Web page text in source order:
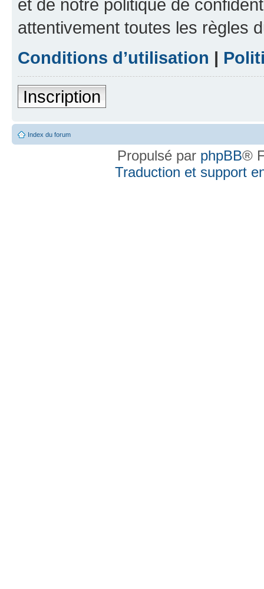
et de notre politique de
attentivement toutes les règles
Conditions d’utilisation |
Inscription
Index du forum
Propulsé par phpBB®
Traduction et support